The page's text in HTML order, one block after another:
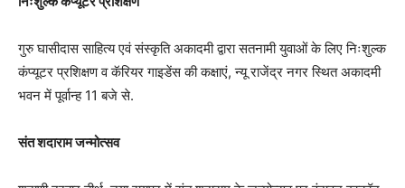
गुरु घासीदास साहित्य एवं संस्कृति अकादमी द्वारा सतनामी युवाओं के लिए निःशुल्क
कंप्यूटर प्रशिक्षण व कॅरियर गाइडेंस की कक्षाएं, न्यू राजेंद्र नगर स्थित अकादमी
भवन में पूर्वान्ह 11 बजे से.
संत शदाराम जन्मोत्सव